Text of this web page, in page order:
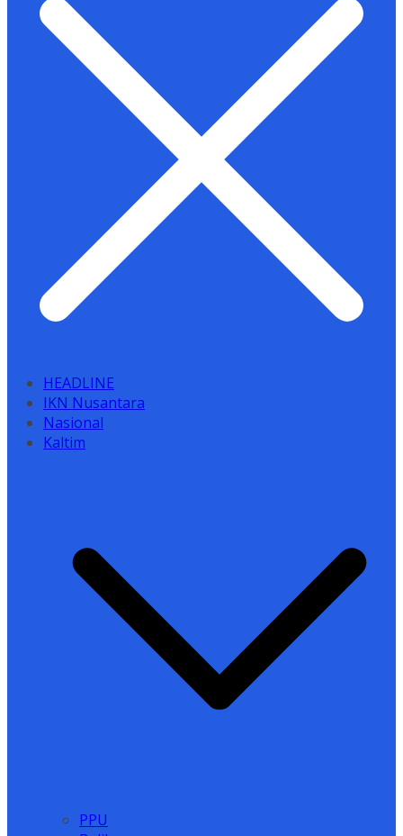
HEADLINE
IKN Nusantara
Nasional
Kaltim
PPU